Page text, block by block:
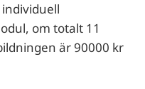
om totalt 11
är 90000 kr